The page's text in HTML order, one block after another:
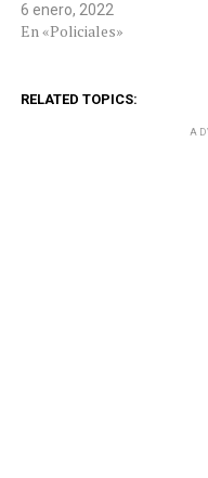
6 enero, 2022
En «Policiales»
RELATED TOPICS: